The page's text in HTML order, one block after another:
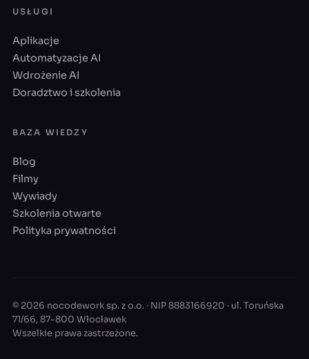
USŁUGI
Aplikacje
Automatyzacje AI
Wdrożenie AI
Doradztwo i szkolenia
BAZA WIEDZY
Blog
Filmy
Wywiady
Szkolenia otwarte
Polityka prywatności
© 2026 nocodework sp. z o.o. · NIP 8883166920 · ul. Toruńska
71/66, 87-800 Włocławek
Wszelkie prawa zastrzeżone.